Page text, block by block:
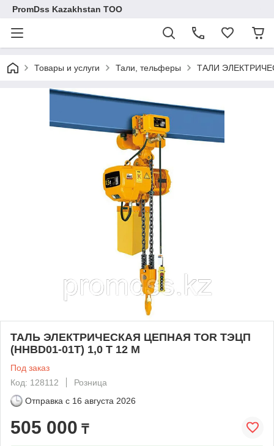
PromDss Kazakhstan TOO
Товары и услуги Тали, тельферы ТАЛИ
ТАЛЬ ЭЛЕКТРИЧЕСКАЯ ЦЕПНАЯ TOR ТЭЦП
(HHBD01-01T) 1,0 Т 12 М
Под заказ
Код: 128112
Розница
Отправка с 16 августа 2026
505 000 ₸